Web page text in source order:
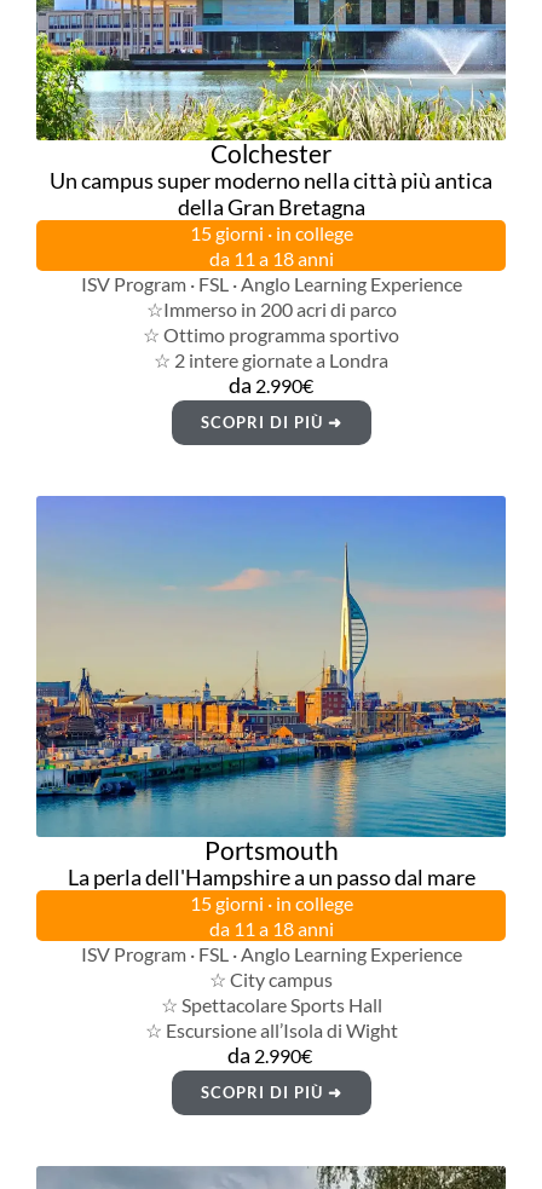
Colchester
Un campus super moderno nella città più antica
della Gran Bretagna
15 giorni · in college
da 11 a 18 anni
ISV Program · FSL · Anglo Learning Experience
☆Immerso in 200 acri di parco
☆ Ottimo programma sportivo
☆ 2 intere giornate a Londra
da 2.990€
SCOPRI DI PIÙ ➜
Portsmouth
La perla dell'Hampshire a un passo dal mare
15 giorni · in college
da 11 a 18 anni
ISV Program · FSL · Anglo Learning Experience
☆ City campus
☆ Spettacolare Sports Hall
☆ Escursione all’Isola di Wight
da 2.990€
SCOPRI DI PIÙ ➜